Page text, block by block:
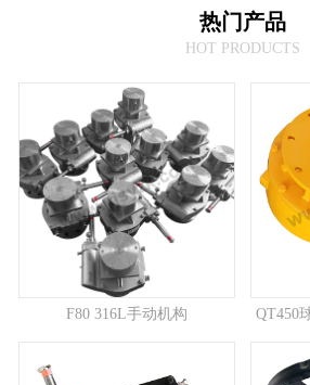
热门产品
HOT PRODUCTS
F80 316L手动机构 QT450